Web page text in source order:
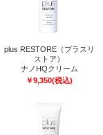
plus RESTORE（プラスリ
ストア）
ナノHQクリーム
￥9,350(税込)